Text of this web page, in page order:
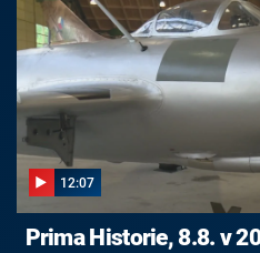
12:07
Prima Historie, 8.8. v